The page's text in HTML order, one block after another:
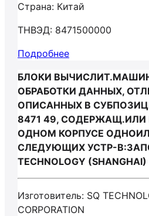
Страна: Китай
ТНВЭД: 8471500000
Подробнее
БЛОКИ
ОБРАБОТКИ ДАННЫХ,
ОПИСАННЫХ В
8471 49,
ОДНОМ КОРПУСЕ
СЛЕДУЮЩИХ УСТР-
TECHNOLOGY (SHANGHAI)
Изготовитель: SQ
CORPORATION